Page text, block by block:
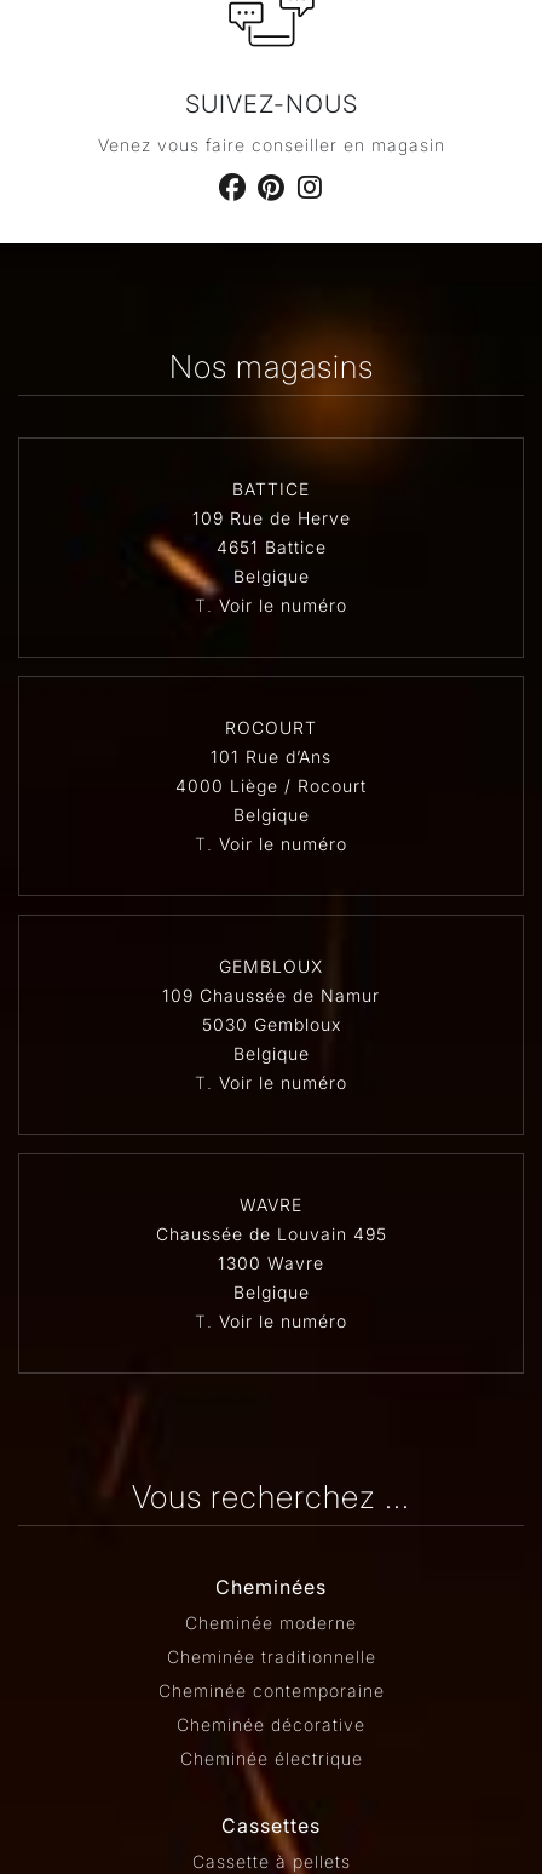
SUIVEZ-NOUS
Venez vous faire conseiller en magasin
Nos magasins
BATTICE
109 Rue de Herve
4651 Battice
Belgique
T. Voir le numéro
ROCOURT
101 Rue d’Ans
4000 Liège / Rocourt
Belgique
T. Voir le numéro
GEMBLOUX
109 Chaussée de Namur
5030 Gembloux
Belgique
T. Voir le numéro
WAVRE
Chaussée de Louvain 495
1300 Wavre
Belgique
T. Voir le numéro
Vous recherchez ...
Cheminées
Cheminée moderne
Cheminée traditionnelle
Cheminée contemporaine
Cheminée décorative
Cheminée électrique
Cassettes
Cassette à pellets